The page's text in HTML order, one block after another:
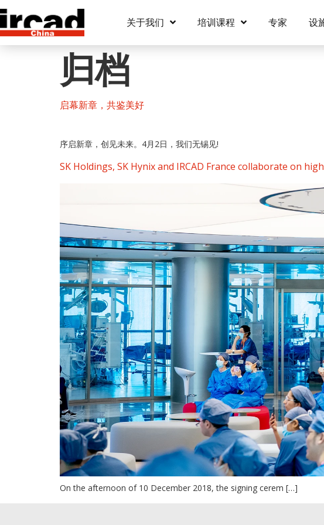
关于我们 培训课程 专家 设
归档
启幕新章，共鉴美好​
序启新章，创见未来。4月2日，我们无锡见!
SK Holdings, SK Hynix and IRCAD France collaborate on
On the afternoon of 10 December 2018, the signing cerem […]